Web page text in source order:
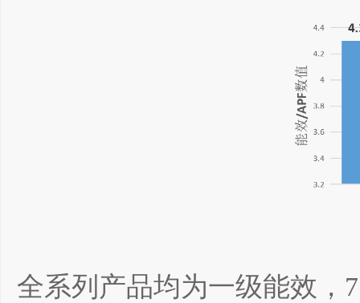
全系列产品均为一级能效，